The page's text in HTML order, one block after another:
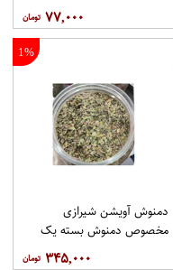
۷۷,۰۰۰
1%
دمنوش آویشن شیرازی
مخصوص دمنوش بسته یک
۳۴۵,۰۰۰